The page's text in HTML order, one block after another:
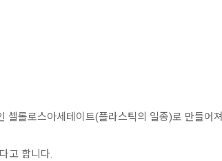
셀롤로스아세테이트(플라스틱의 일종)로 만들어져
고 합니다.